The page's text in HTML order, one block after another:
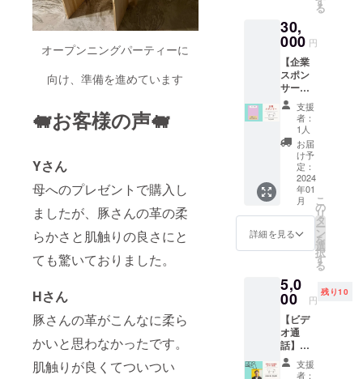
オープンニングパーティーに
向け、準備を進めています
🐖お客様の声🐖
Yさん
母へのプレゼントで購入し
ましたが、豚さんの革の柔
らかさと肌触りの良さにと
ても驚いておりました。
Hさん
豚さんの革がこんなに柔ら
かいと思わなかったです。
肌触りが良くてついつい
ピッグ
レザー
コース
ターの
裏に、
お名前
を掲載
させて
いただ
きま
す。 掲
載サイ
ズ縦3㎝
×横5㎝
「ピッ
グレ
ザーの
様とし
て、お
力を貸
してい
ただけ
ると嬉
しいで
す。 ※
る
30,
000 円
【企業
スポン
サー】
個人ス
ポン
サーと
して、
「ピッ
グレ
ザーの
お店」
を応援
できる
権利で
す。 店
内で使
メ
ニュー
表に、
お名前
を掲載
させて
いただ
きま
支援
者：
1人
お届
け予
定：
2024
年01
月
詳細を見る
こ
の
リ
タ
ー
ン
を
選
択
す
る
5,0
00 円
残り10
【ビデ
オ通
話】プ
ロジェ
クト支援
者：